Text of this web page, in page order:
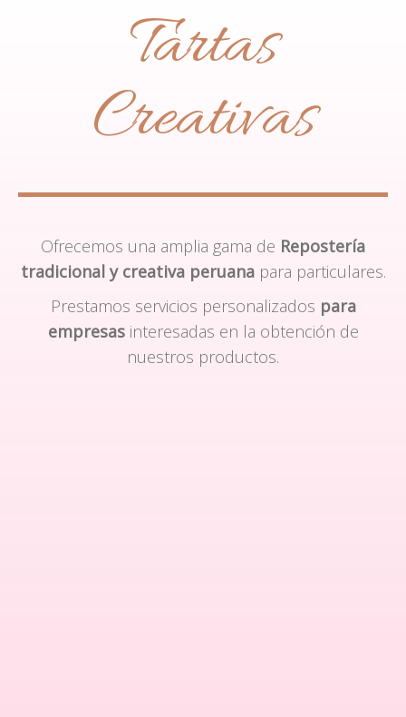
Tartas
Creativas
Ofrecemos una amplia gama de Repostería
tradicional y creativa peruanapara particulares.
Prestamos servicios personalizados para
empresasinteresadas en la obtención de
nuestros productos.